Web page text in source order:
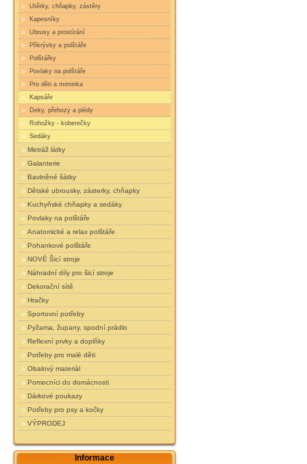
Utěrky, chňapky, zástěry
Kapesníky
Ubrusy a prostírání
Přikrývky a polštáře
Polštářky
Povlaky na polštáře
Pro děti a miminka
Kapsáře
Deky, přehozy a plédy
Rohožky - koberečky
Sedáky
Metráž látky
Galanterie
Bavlněné šátky
Dětské ubrousky, zásterky, chňapky
Kuchyňské chňapky a sedáky
Povlaky na polštáře
Anatomické a relax polštáře
Pohankové polštáře
NOVÉ Šicí stroje
Náhradní díly pro šicí stroje
Dekorační sítě
Hračky
Sportovní potřeby
Pyžama, župany, spodní prádlo
Reflexní prvky a doplňky
Potřeby pro malé děti
Obalový materiál
Pomocníci do domácnosti
Dárkové poukazy
Potřeby pro psy a kočky
VÝPRODEJ
Informace